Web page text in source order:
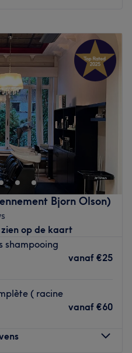
09:30
18:00
09:30
18:00
09:30 –18:00
09:30
18:00
09:30 –18:00
11:00–17:00
Dan ben je bij Legend
het juiste adres. Het
alle liefde van een nieuwe
beautybehandelingen kun
naast alle denkbare
ontharing en
zult volledig ontspannen en
weer verlaten.
de hoek van de salon op
parkeren.
Bjorn Olson)
op de kaart
shampooing
vanaf €25
( racine
vanaf €60